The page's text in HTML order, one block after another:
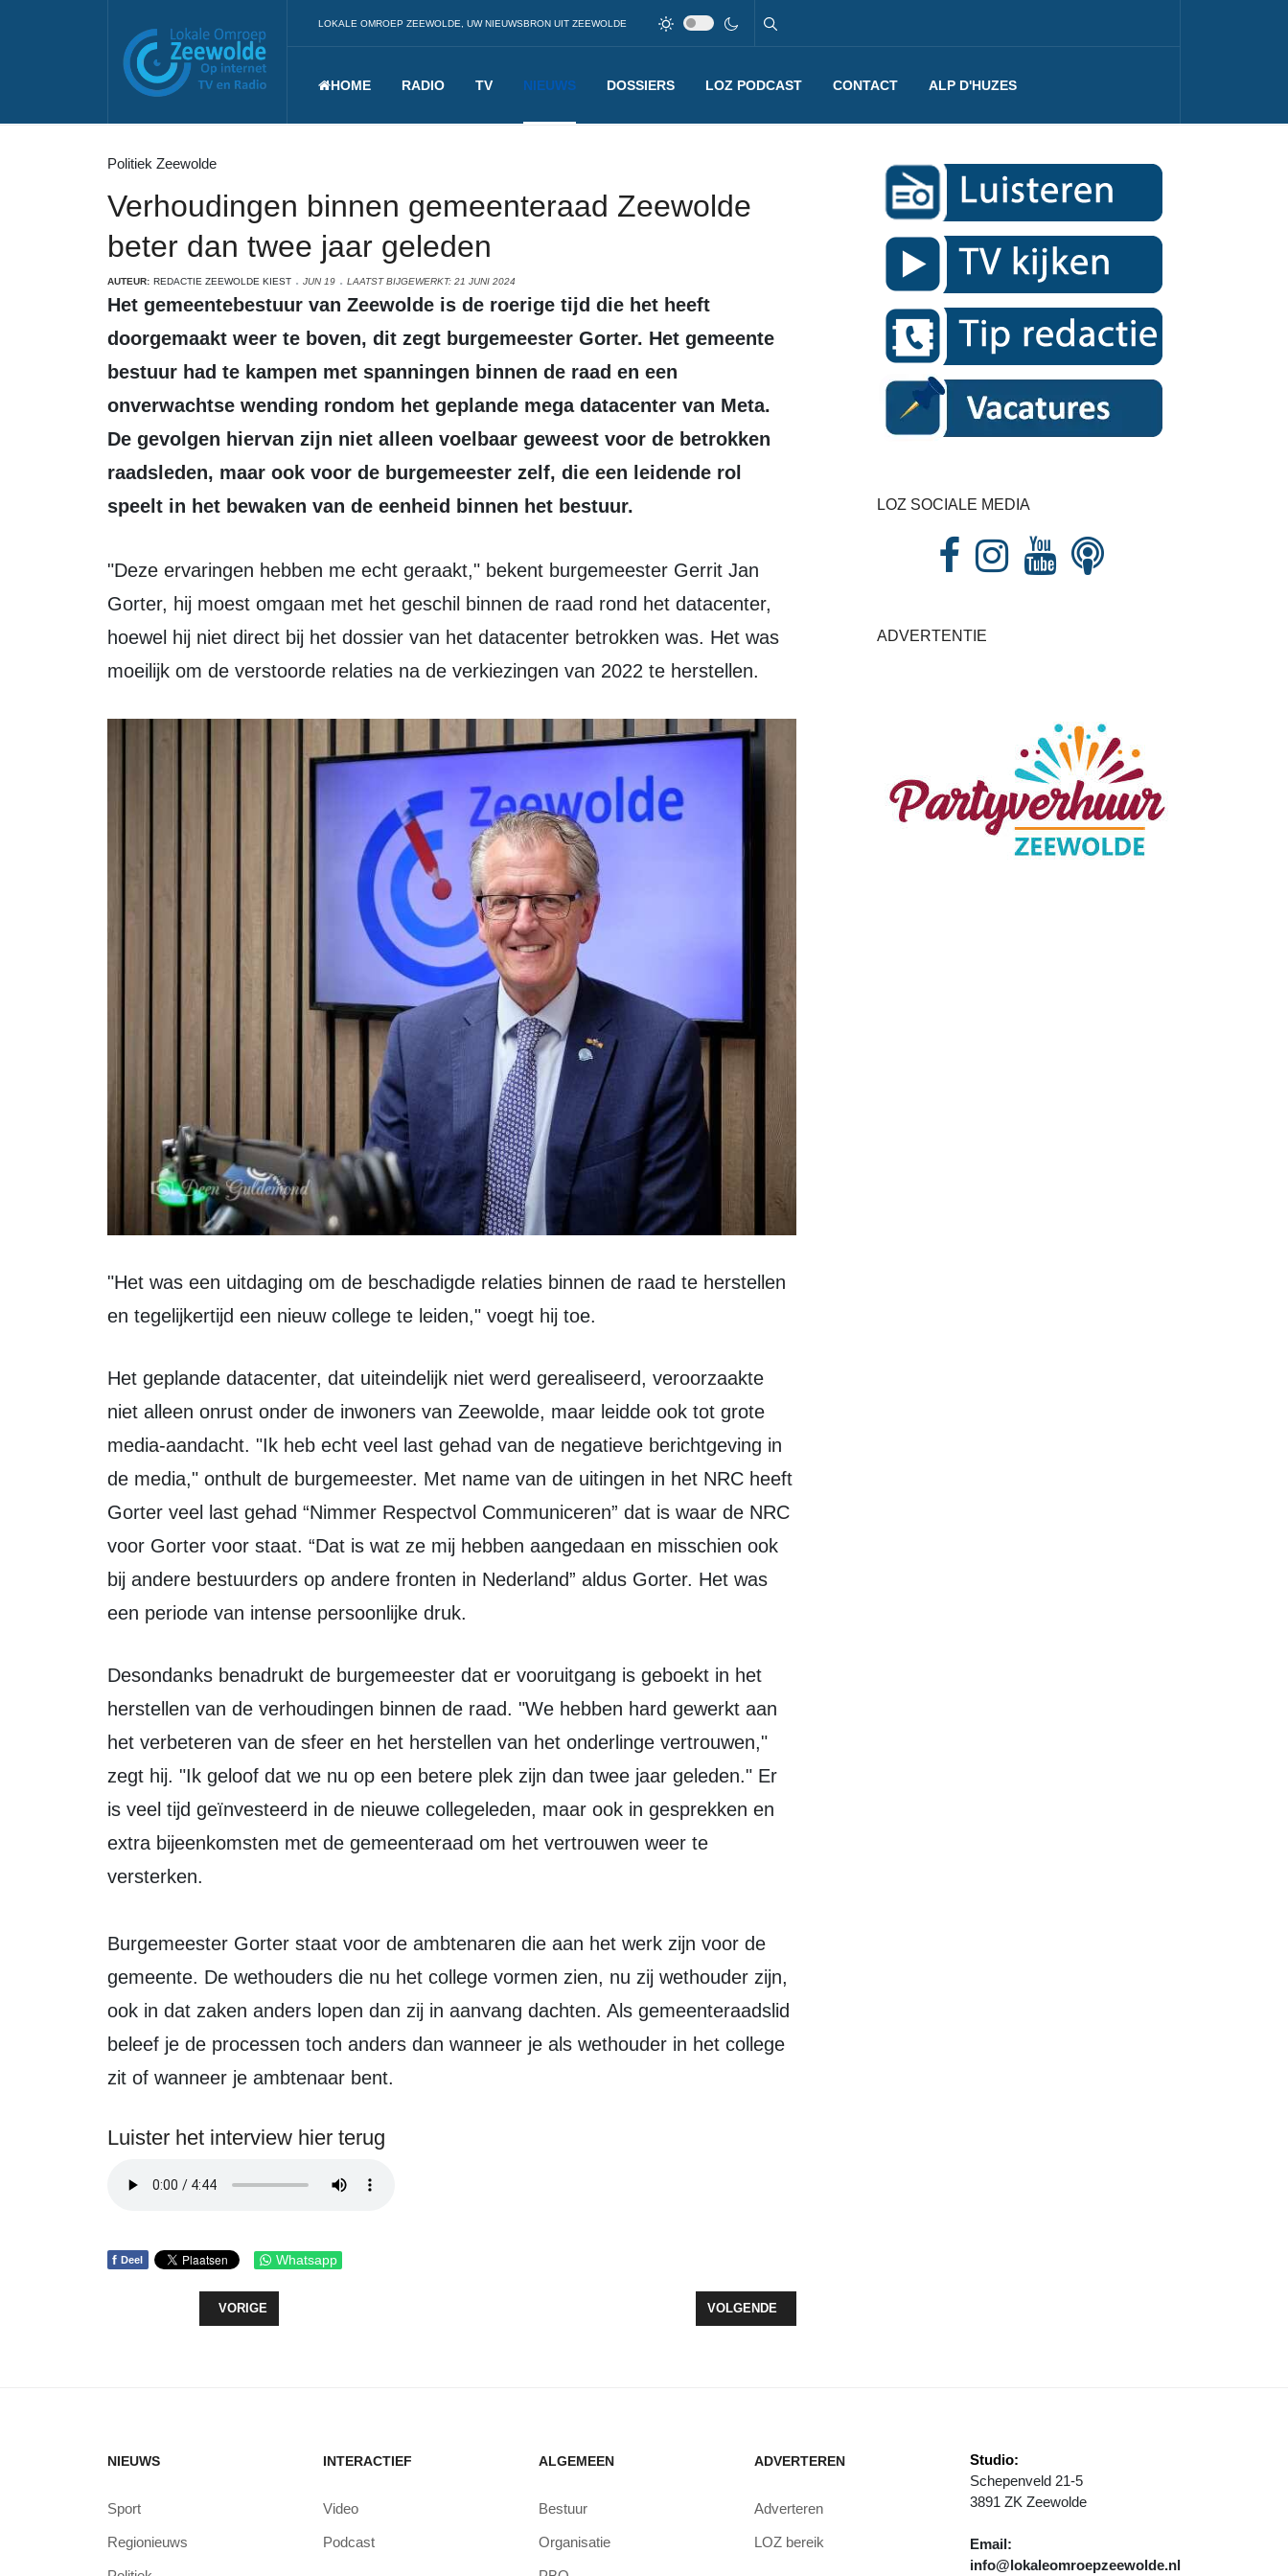
LOKALE OMROEP ZEEWOLDE, UW NIEUWSBRON UIT ZEEWOLDE
HOME RADIO TV NIEUWS DOSSIERS LOZ PODCAST CONTACT ALP D'HUZES
Politiek Zeewolde
Verhoudingen binnen gemeenteraad Zeewolde
beter dan twee jaar geleden
AUTEUR: REDACTIE ZEEWOLDE KIEST JUN 19 LAATST BIJGEWERKT: 21 JUNI 2024
Het gemeentebestuur van Zeewolde is de roerige tijd die het heeft
doorgemaakt weer te boven, dit zegt burgemeester Gorter. Het gemeente
bestuur had te kampen met spanningen binnen de raad en een
onverwachtse wending rondom het geplande mega datacenter van Meta.
De gevolgen hiervan zijn niet alleen voelbaar geweest voor de betrokken
raadsleden, maar ook voor de burgemeester zelf, die een leidende rol
speelt in het bewaken van de eenheid binnen het bestuur.
"Deze ervaringen hebben me echt geraakt," bekent burgemeester Gerrit Jan
Gorter, hij moest omgaan met het geschil binnen de raad rond het datacenter,
hoewel hij niet direct bij het dossier van het datacenter betrokken was. Het was
moeilijk om de verstoorde relaties na de verkiezingen van 2022 te herstellen.
"Het was een uitdaging om de beschadigde relaties binnen de raad te herstellen
en tegelijkertijd een nieuw college te leiden," voegt hij toe.
Het geplande datacenter, dat uiteindelijk niet werd gerealiseerd, veroorzaakte
niet alleen onrust onder de inwoners van Zeewolde, maar leidde ook tot grote
media-aandacht. "Ik heb echt veel last gehad van de negatieve berichtgeving in
de media," onthult de burgemeester. Met name van de uitingen in het NRC heeft
Gorter veel last gehad “Nimmer Respectvol Communiceren” dat is waar de NRC
voor Gorter voor staat. “Dat is wat ze mij hebben aangedaan en misschien ook
bij andere bestuurders op andere fronten in Nederland” aldus Gorter. Het was
een periode van intense persoonlijke druk.
Desondanks benadrukt de burgemeester dat er vooruitgang is geboekt in het
herstellen van de verhoudingen binnen de raad. "We hebben hard gewerkt aan
het verbeteren van de sfeer en het herstellen van het onderlinge vertrouwen,"
zegt hij. "Ik geloof dat we nu op een betere plek zijn dan twee jaar geleden." Er
is veel tijd geïnvesteerd in de nieuwe collegeleden, maar ook in gesprekken en
extra bijeenkomsten met de gemeenteraad om het vertrouwen weer te
versterken.
Burgemeester Gorter staat voor de ambtenaren die aan het werk zijn voor de
gemeente. De wethouders die nu het college vormen zien, nu zij wethouder zijn,
ook in dat zaken anders lopen dan zij in aanvang dachten. Als gemeenteraadslid
beleef je de processen toch anders dan wanneer je als wethouder in het college
zit of wanneer je ambtenaar bent.
Luister het interview hier terug
f Deel Whatsapp
VORIG ARTIKEL: WETHOUDER STEVEN SCHEFFER (LEEFBAAR ZEEWOLDE) VOELT ZICH OP ZIJN PLEK
VORIGE VOLGENDE ARTIKEL: ONDUIDELIJKE VOORRANGSSITUATIES CENTRUM
VOLGENDE
LOZ SOCIALE MEDIA
ADVERTENTIE
NIEUWS
Sport
Regionieuws
INTERACTIEF
Video
Podcast
ALGEMEEN
Bestuur
Organisatie
ADVERTEREN
Adverteren
LOZ bereik
Studio:
Schepenveld 21-5
3891 ZK Zeewolde
Email:
info@lokaleomroepzeewolde.nl